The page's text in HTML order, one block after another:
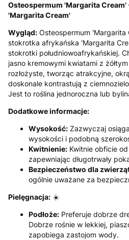
Osteospermum 'Margarita
'Margarita Cream'
Wygląd: Osteospermum 'Margarita
stokrotka afrykańska 'Margarita
stokrotki południowoafrykańskiej.
jasno kremowymi kwiatami z
rozłożyste, tworząc atrakcyjne,
doskonale kontrastują z
Jest to roślina jednoroczna lub
Dodatkowe informacje:
Wysokość: Zazwyczaj
wysokości i podobną
Kwitnienie: Kwitnie obficie
zapewniając długotrwały
Bezpieczeństwo dla
ogólnie uważane za
Pielęgnacja: ☀️
Podłoże: Preferuje dobrze
Dobrze rośnie w lekkiej,
zapobiega zastojom wody.